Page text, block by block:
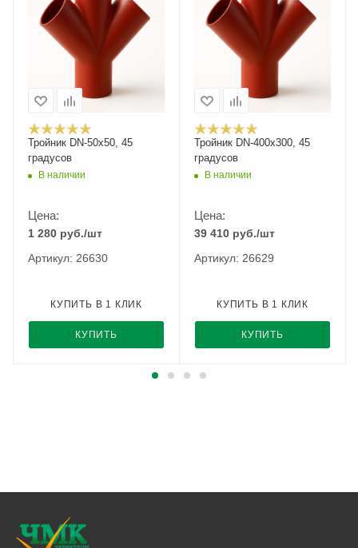
Тройник DN-50х50, 45
градусов
В наличии
Цена:
1 280 руб./шт
Артикул: 26630
КУПИТЬ
КУПИТЬ В 1 КЛИК
Тройник DN-400x300, 45
градусов
В наличии
Цена:
39 410 руб./шт
Артикул: 26629
КУПИТЬ
КУПИТЬ В 1 КЛИК